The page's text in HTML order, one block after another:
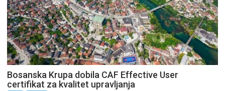
Bosanska Krupa dobila CAF Effective User
certifikat za kvalitet upravljanja